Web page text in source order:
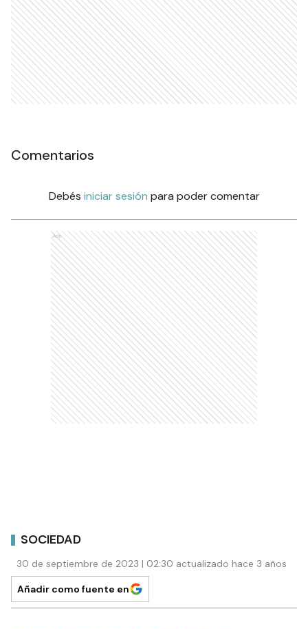
Comentarios
Debés iniciar sesión para poder comentar
Ads
SOCIEDAD
30 de septiembre de 2023 | 02:30 actualizado hace 3 años
Añadir como fuente en